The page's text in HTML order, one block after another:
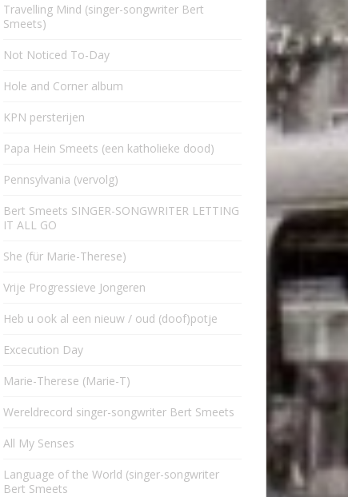
Travelling Mind (singer-songwriter Bert
Smeets)
Not Noticed To-Day
Hole and Corner album
KPN persterijen
Papa Hein Smeets (een katholieke dood)
Pennsylvania (vervolg)
Bert Smeets SINGER-SONGWRITER LETTING
IT ALL GO
She (für Marie-Therese)
Vrije Progressieve Jongeren
Heb u ook al een nieuw / oud (doof)potje
Excecution Day
Marie-Therese (Marie-T)
Wereldrecord singer-songwriter Bert Smeets
All My Senses
Language of the World (singer-songwriter
Bert Smeets